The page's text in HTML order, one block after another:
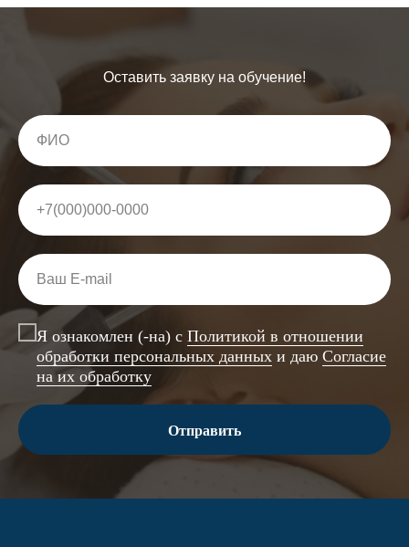
Оставить заявку на обучение!
Я ознакомлен (-на) с Политикой в отношении
обработки персональных данных и даю Согласие
на их обработку
Отправить